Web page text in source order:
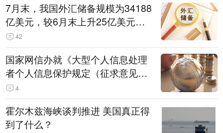
7月末，我国外汇储备规模为34188
亿美元，较6月末上升25亿美元，
升幅为0.07%
42
国家网信办就《大型个人信息处理
者个人信息保护规定（征求意见
稿）》公开征求意见
4
霍尔木兹海峡谈判推进 美国真正得
到了什么？